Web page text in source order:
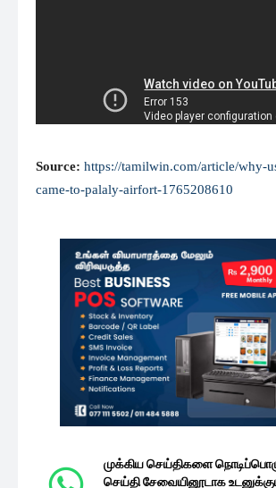
Source: https://tamilwin.com/article/why-
came-to-palaly-airfort-1765208610
முக்கிய செய்திகளை
செய்தி சேவையினூடாக